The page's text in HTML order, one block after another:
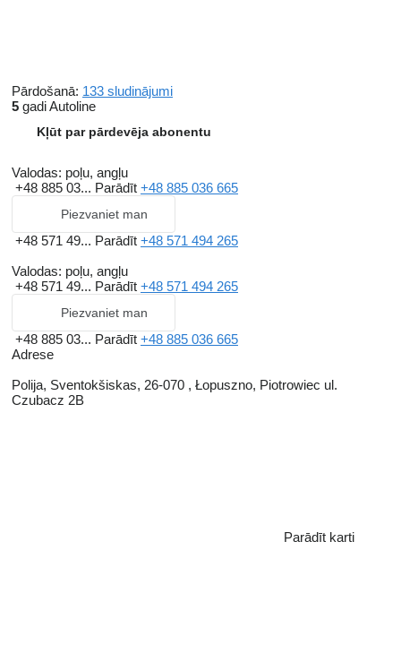
Pārdošanā: 133 sludinājumi
5 gadi Autoline
Kļūt par pārdevēja abonentu
Valodas: poļu, angļu
+48 885 03... Parādīt +48 885 036 665
Piezvaniet man
+48 571 49... Parādīt +48 571 494 265
Valodas: poļu, angļu
+48 571 49... Parādīt +48 571 494 265
Piezvaniet man
+48 885 03... Parādīt +48 885 036 665
Adrese
Polija, Sventokšiskas, 26-070 , Łopuszno, Piotrowiec ul.
Czubacz 2B
Parādīt karti